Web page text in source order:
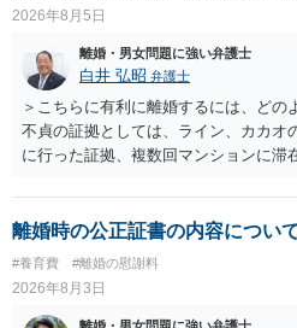
2026年8月5日
離婚・男女問題に強い弁護士
白井 弘昭 弁護士
＞こちらに有利に離婚するには、どの
不貞の証拠としては、ライン、カカオ
に行った証拠、複数回マンションに滞
婚する、慰謝料をとるなど）ことがで
貞発覚後、長期間同居を続けると、不
離婚時の公正証書の内容につい
#養育費 #離婚の慰謝料
2026年8月3日